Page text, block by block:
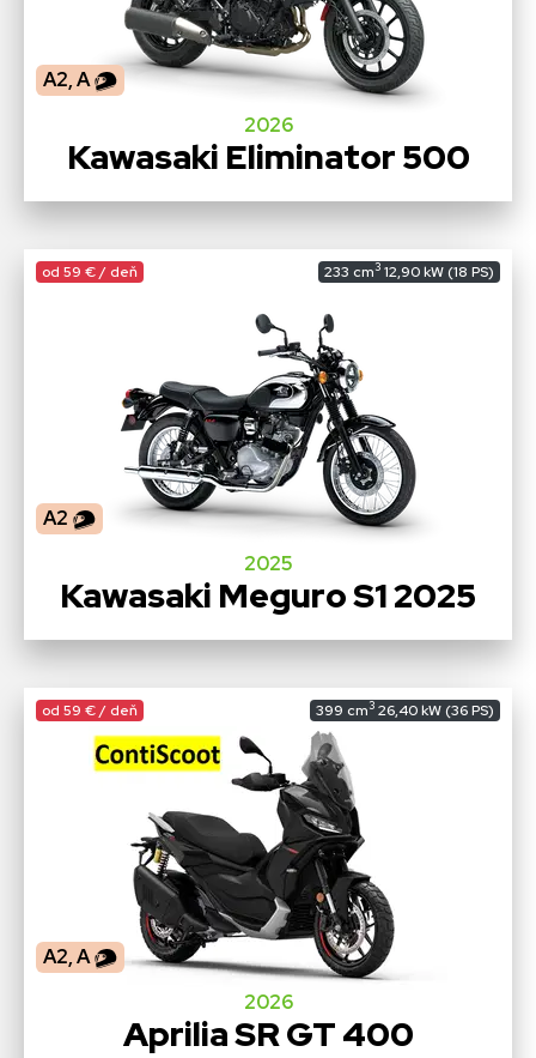
A2, A
2026
Kawasaki Eliminator 500
od 59 € / deň 233 cm3 12,90 kW (18 PS)
A2
2025
Kawasaki Meguro S1 2025
od 59 € / deň 399 cm3 26,40 kW (36 PS)
A2, A
2026
Aprilia SR GT 400